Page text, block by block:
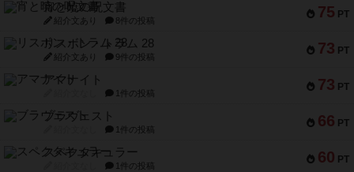
75 PT
宵と暁の呪文書
紹介文あり 8件の投稿
73 PT
リスボン・トラム 28
紹介文あり 9件の投稿
73 PT
アマナイト
1件の投稿
66 PT
ブラヴェスト
1件の投稿
60 PT
スペクタキュラー
1件の投稿